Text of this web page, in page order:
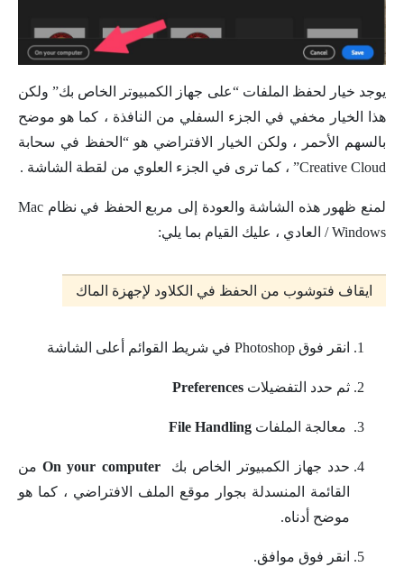
يوجد خيار لحفظ الملفات “على جهاز الكمبيوتر الخاص بك” ولكن
هذا الخيار مخفي في الجزء السفلي من النافذة ، كما هو موضح
بالسهم الأحمر ، ولكن الخيار الافتراضي هو “الحفظ في سحابة
Creative Cloud” ، كما ترى في الجزء العلوي من لقطة الشاشة .
لمنع ظهور هذه الشاشة والعودة إلى مربع الحفظ في نظام Mac
/ Windows العادي ، عليك القيام بما يلي:
ايقاف فتوشوب من الحفظ في الكلاود لإجهزة الماك
انقر فوق Photoshop في شريط القوائم أعلى الشاشة
ثم حدد التفضيلات Preferences
معالجة الملفات File Handling
حدد جهاز الكمبيوتر الخاص بكOn your computer من
القائمة المنسدلة بجوار موقع الملف الافتراضي ، كما هو
موضح أدناه.
انقر فوق موافق.